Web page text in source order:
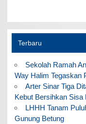
Terbaru
Sekolah Ramah
Way Halim Tegaskan
Arter Sinar Tiga
Kebut Bersihkan Sisa
LHHH Tanam
Gunung Betung